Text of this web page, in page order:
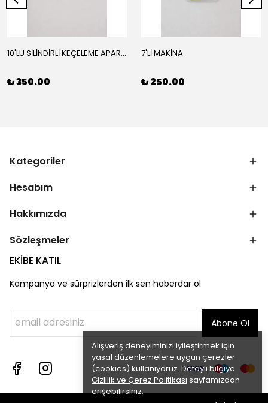
Alışveriş deneyiminizi iyileştirmek için
yasal düzenlemelere uygun çerezler
(cookies) kullanıyoruz. Detaylı bilgiye
Gizlilik ve Çerez Politikası sayfamızdan
erişebilirsiniz.
10'LU SİLİNDİRLİ KEÇELEME APARATI
₺ 350.00
7'Lİ MAKİNA
₺ 250.00
Kategoriler
Hesabım
Hakkımızda
Sözleşmeler
EKİBE KATIL
Kampanya ve sürprizlerden ilk sen haberdar ol
Abone Ol